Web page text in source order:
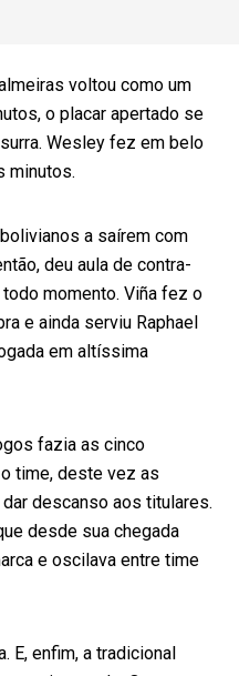
voltou como um
o placar apertado se
Wesley fez em belo
minutos.
a saírem com
deu aula de contra-
momento. Viña fez o
e ainda serviu Raphael
em altíssima
fazia as cinco
time, deste vez as
descanso aos titulares.
desde sua chegada
e oscilava entre time
E, enfim, a tradicional